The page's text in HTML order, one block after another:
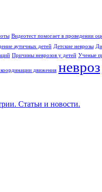
Видеотест помогает в проведении
аутичных детей Детские неврозы
Причины неврозов у детей Ученые
движения невроз
Статьи и новости.